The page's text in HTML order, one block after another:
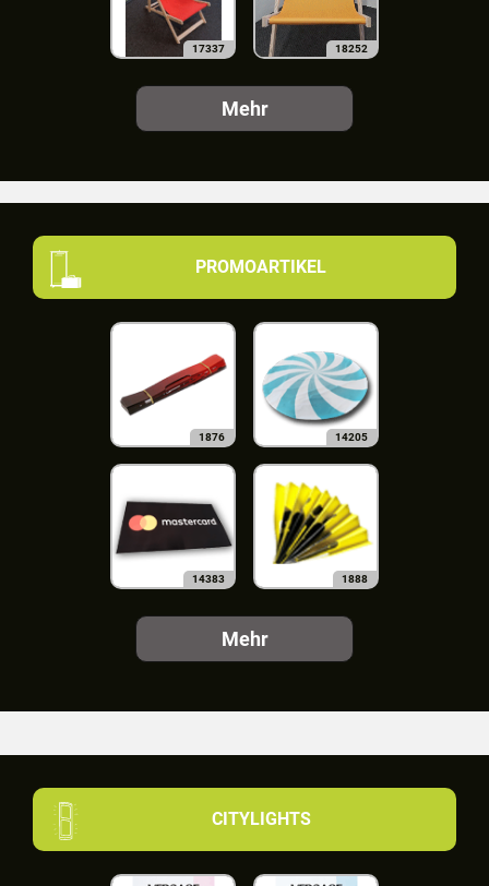
17337 18252
Mehr
PROMOARTIKEL
1876 14205
14383 1888
Mehr
CITYLIGHTS